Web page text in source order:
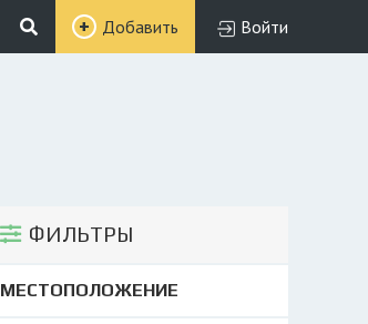
Добавить Войти
ФИЛЬТРЫ
МЕСТОПОЛОЖЕНИЕ